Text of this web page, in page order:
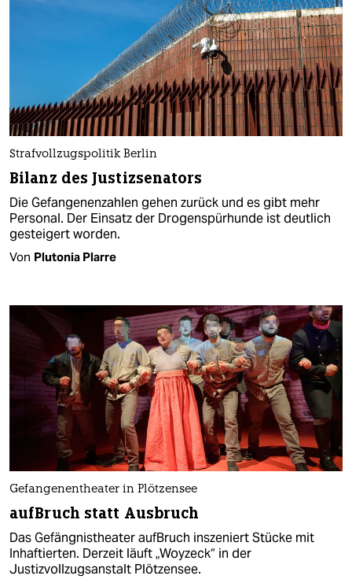
Strafvollzugspolitik Berlin
Bilanz des Justizsenators
Die Gefangenenzahlen gehen zurück und es gibt mehr
Personal. Der Einsatz der Drogenspürhunde ist deutlich
gesteigert worden.
Von Plutonia Plarre
Gefangenentheater in Plötzensee
aufBruch statt Ausbruch
Das Gefängnistheater aufBruch inszeniert Stücke mit
Inhaftierten. Derzeit läuft „Woyzeck“ in der
Justizvollzugsanstalt Plötzensee.